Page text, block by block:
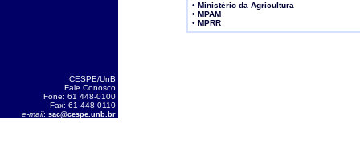
• Ministério da Agricultura
• MPAM
• MPRR
CESPE/UnB
Fale Conosco
Fone: 61 448-0100
Fax: 61 448-0110
e-mail: sac@cespe.unb.br